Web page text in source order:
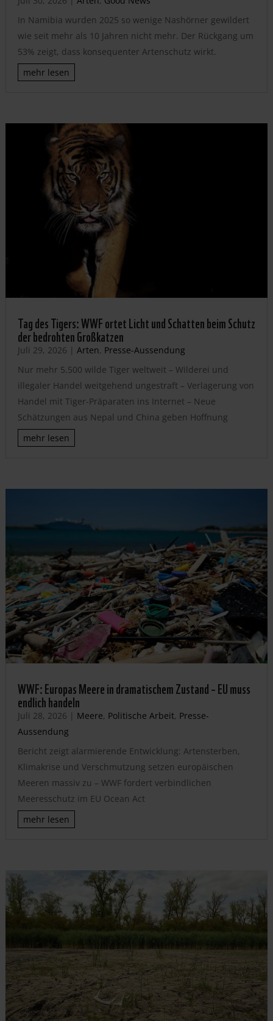
In Namibia wurden 2025 so wenige Nashörner gewildert
wie seit mehr als 10 Jahren nicht mehr. Der Rückgang um
53% zeigt, dass konsequenter Artenschutz wirkt.
mehr lesen
Tag des Tigers: WWF ortet Licht und Schatten beim Schutz
der bedrohten Großkatzen
Juli 29, 2026 | Arten, Presse-Aussendung
Nur mehr 5.500 wilde Tiger weltweit – Wilderei und
illegaler Handel weitgehend ungestraft – Verlagerung von
Handel mit Tiger-Präparaten ins Internet – Neue
Schätzungen aus Nepal und China geben Hoffnung
mehr lesen
WWF: Europas Meere in dramatischem Zustand – EU muss
endlich handeln
Juli 28, 2026 | Meere, Politische Arbeit, Presse-
Aussendung
Bericht zeigt alarmierende Entwicklung: Artensterben,
Klimakrise und Verschmutzung setzen europäischen
Meeren massiv zu – WWF fordert verbindlichen
Meeresschutz im EU Ocean Act
mehr lesen